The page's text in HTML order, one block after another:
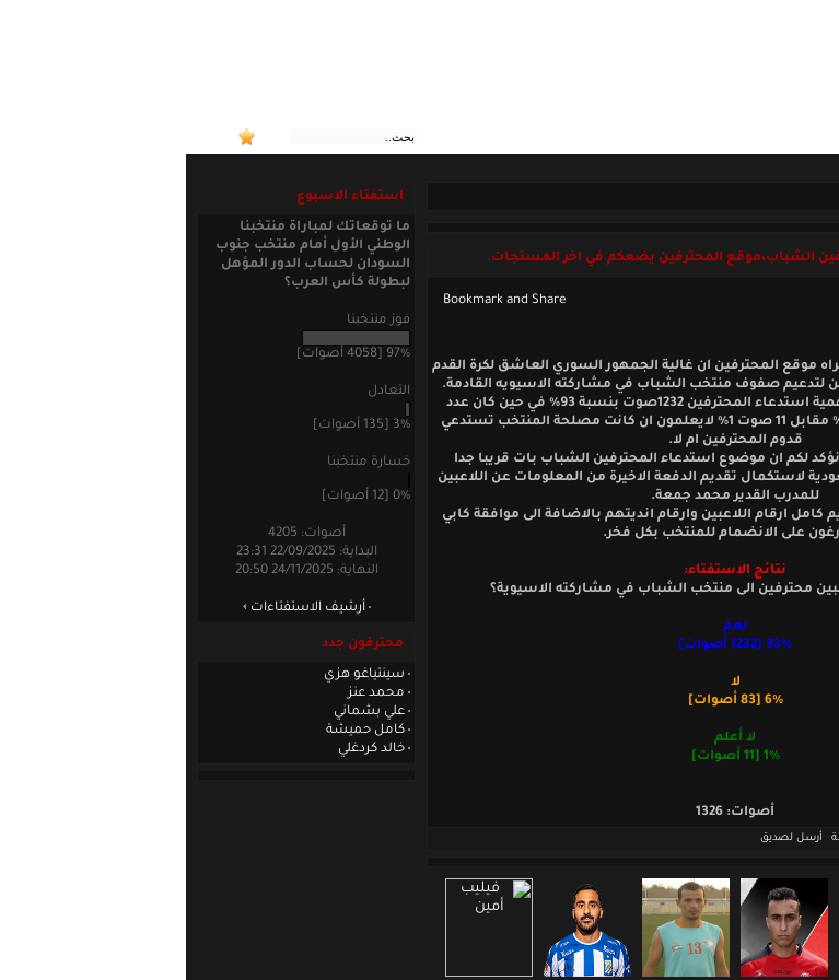
الشباب،موقع المحترفين يضعكم في اخر المستجات.
موقع المحترفين ان غالية الجمهور السوري العاشق لكرة القدم
لتدعيم صفوف منتخب الشباب في مشاركته الاسيويه القادمة.
حيث بلغ عدد المصوتين على اهمية استدعاء المحترفين 1232صوت بنسبة 93% في حين كان عدد
المصوتين بالرفض 83 بنسبة6% مقابل 11 صوت 1% لايعلمون ان كانت مصلحة المنتخب تستدعي
قدوم المحترفين ام لا.
لكم ان موضوع استدعاء المحترفين الشباب بات قريبا جدا
لاستكمال تقديم الدفعة الاخيرة من المعلومات عن اللاعبين
للمدرب القدير محمد جمعة.
ارقام اللاعبين وارقام انديتهم بالاضافة الى موافقة كابي
على الانضمام للمنتخب بكل فخر.
نتائج الاستفتاء:
محترفين الى منتخب الشباب في مشاركته الاسيوية؟
نعم
93% [1232 أصوات]
لا
6% [83 أصوات]
لا أعلم
1% [11 أصوات]
أصوات: 1326
أرسل لصديق
استفتاء الاسبوع
ما توقعاتك لمباراة منتخبنا
الوطني الأول أمام منتخب جنوب
السودان لحساب الدور المؤهل
لبطولة كأس العرب؟
فوز منتخبنا
97% [4058 أصوات]
التعادل
3% [135 أصوات]
خسارة منتخبنا
0% [12 أصوات]
أصوات: 4205
البداية: 22/09/2025 23:31
النهاية: 24/11/2025 20:50
أرشيف الاستفتاءات
محترفون جدد
سينتياغو هزي
محمد عنز
علي بشماني
كامل حميشة
خالد كردغلي